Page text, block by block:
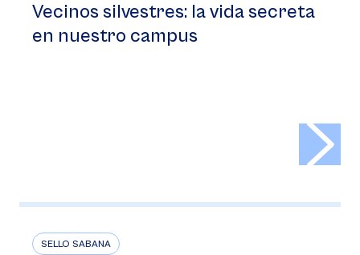
Vecinos silvestres: la vida secreta
en nuestro campus
SELLO SABANA